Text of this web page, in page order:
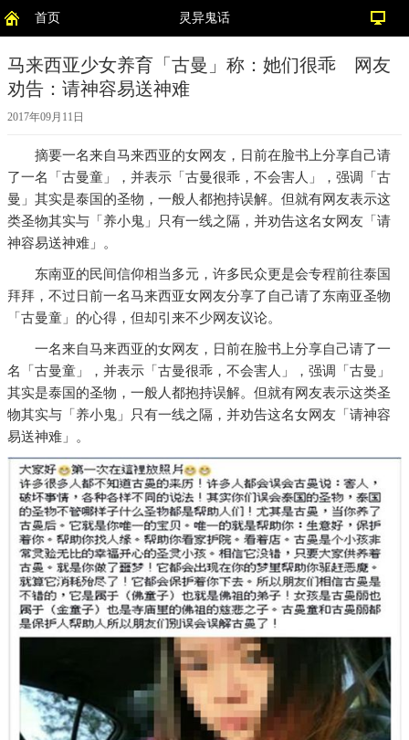
首页 灵异鬼话
马来西亚少女养育「古曼」称：她们很乖 网友
劝告：请神容易送神难
2017年09月11日
摘要一名来自马来西亚的女网友，日前在脸书上分享自己请
了一名「古曼童」，并表示「古曼很乖，不会害人」，强调「古
曼」其实是泰国的圣物，一般人都抱持误解。但就有网友表示这
类圣物其实与「养小鬼」只有一线之隔，并劝告这名女网友「请
神容易送神难」。
东南亚的民间信仰相当多元，许多民众更是会专程前往泰国
拜拜，不过日前一名马来西亚女网友分享了自己请了东南亚圣物
「古曼童」的心得，但却引来不少网友议论。
一名来自马来西亚的女网友，日前在脸书上分享自己请了一
名「古曼童」，并表示「古曼很乖，不会害人」，强调「古曼」
其实是泰国的圣物，一般人都抱持误解。但就有网友表示这类圣
物其实与「养小鬼」只有一线之隔，并劝告这名女网友「请神容
易送神难」。